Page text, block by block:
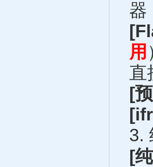
器
用
直
[
3.
[